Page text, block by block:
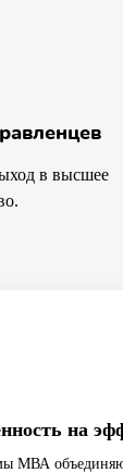
в высшее
на
МВА